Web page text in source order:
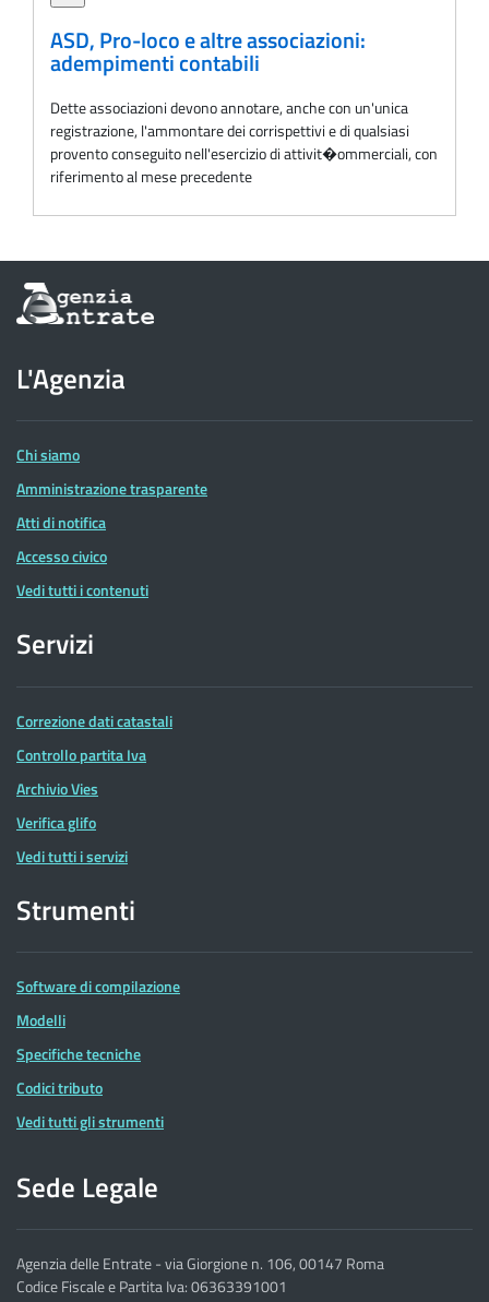
ASD, Pro-loco e altre associazioni:
adempimenti contabili
Dette associazioni devono annotare, anche con un'unica
registrazione, l'ammontare dei corrispettivi e di qualsiasi
provento conseguito nell'esercizio di attivit�ommerciali, con
riferimento al mese precedente
Informazioni
sul
dell'Agenzia
delle
Entrate
L'Agenzia
Chi siamo
Amministrazione trasparente
Atti di notifica
Accesso civico
Vedi tutti i contenuti
Servizi
Correzione dati catastali
Controllo partita Iva
Archivio Vies
Verifica glifo
Vedi tutti i servizi
Strumenti
Software di compilazione
Modelli
Specifiche tecniche
Codici tributo
Vedi tutti gli strumenti
Sede Legale
Agenzia delle Entrate - via Giorgione n. 106, 00147 Roma
Codice Fiscale e Partita Iva: 06363391001